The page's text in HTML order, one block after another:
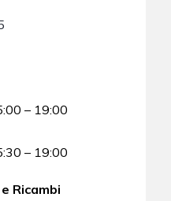
– 19:00
– 19:00
Ricambi